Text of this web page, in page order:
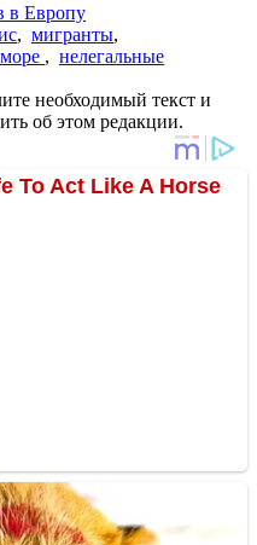
в Европу
, мигранты,
, нелегальные
необходимый текст и
об этом редакции.